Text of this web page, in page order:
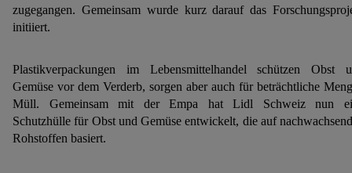
zugegangen. Gemeinsam wurde kurz darauf das
initiiert.
Plastikverpackungen im Lebensmittelhandel schützen Obst
Gemüse vor dem Verderb, sorgen aber auch für beträchtliche
Müll. Gemeinsam mit der Empa hat Lidl Schweiz nun
Schutzhülle für Obst und Gemüse entwickelt, die auf
Rohstoffen basiert.